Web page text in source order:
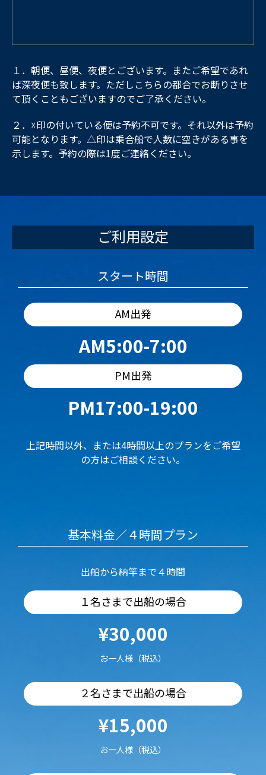
１．朝便、昼便、夜便とございます。またご希望であれ
ば深夜便も致します。ただしこちらの都合でお断りさせ
て頂くこともございますのでご了承ください。
２．☓印の付いている便は予約不可です。それ以外は予約
可能となります。△印は乗合船で人数に空きがある事を
示します。予約の際は1度ご連絡ください。
ご利用設定
スタート時間
AM出発
AM5:00-7:00
PM出発
PM17:00-19:00
上記時間以外、または4時間以上のプランをご希望
の方はご相談ください。
基本料金／４時間プラン
出船から納竿まで４時間
１名さまで出船の場合
¥30,000
お一人様（税込）
２名さまで出船の場合
¥15,000
お一人様（税込）